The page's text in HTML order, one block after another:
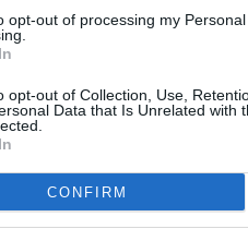
opt-out of processing my
opt-out of Collection, Use,
Data that Is Unrelated with
CONFIRM